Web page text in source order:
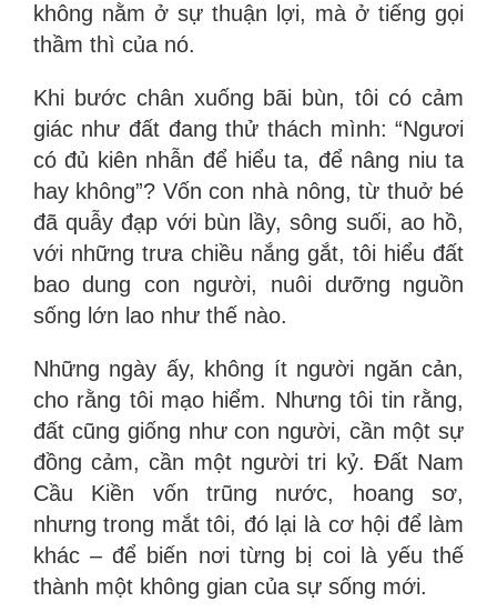
không nằm ở sự thuận lợi, mà ở tiếng gọi
thầm thì của nó.
Khi bước chân xuống bãi bùn, tôi có cảm
giác như đất đang thử thách mình: “Ngươi
có đủ kiên nhẫn để hiểu ta, để nâng niu ta
hay không”? Vốn con nhà nông, từ thuở bé
đã quẫy đạp với bùn lầy, sông suối, ao hồ,
với những trưa chiều nắng gắt, tôi hiểu đất
bao dung con người, nuôi dưỡng nguồn
sống lớn lao như thế nào.
Những ngày ấy, không ít người ngăn cản,
cho rằng tôi mạo hiểm. Nhưng tôi tin rằng,
đất cũng giống như con người, cần một sự
đồng cảm, cần một người tri kỷ. Đất Nam
Cầu Kiền vốn trũng nước, hoang sơ,
nhưng trong mắt tôi, đó lại là cơ hội để làm
khác – để biến nơi từng bị coi là yếu thế
thành một không gian của sự sống mới.